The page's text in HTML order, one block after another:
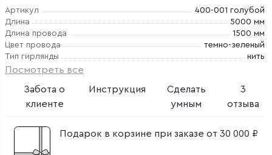
Артикул
400-001 голубой
Длина
5000 мм
Длина провода
1500 мм
Цвет провода
темно-зеленый
Тип гирлянды
нить
Посмотреть все
Забота о
клиенте
Инструкция
Сделать
умным
3
отзыва
Подарок в корзине при заказе от 30 000 ₽